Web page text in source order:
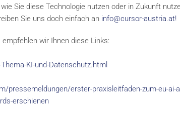
Sie diese Technologie nutzen oder in Zukunft
Sie uns doch einfach an info@cursor-austria.at!
wir Ihnen diese Links:
KI-und-Datenschutz.html
erster-praxisleitfaden-zum-eu-ai-
erschienen